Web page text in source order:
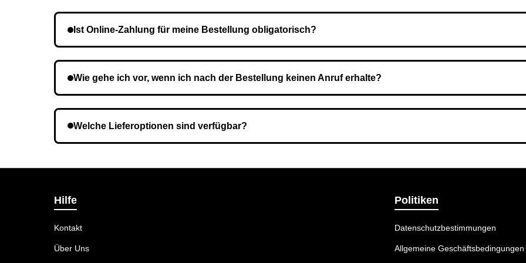
Ist Online-Zahlung für meine Bestellung obligatorisch?
Wie gehe ich vor, wenn ich nach der Bestellung keinen Anruf erhalte?
Welche Lieferoptionen sind verfügbar?
Hilfe
Kontakt
Über Uns
Politiken
Datenschutzbestimmungen
Allgemeine Geschäftsbedingungen